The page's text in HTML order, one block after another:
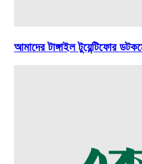
আমাদের টাঙ্গাইল টুয়েন্টিফোর